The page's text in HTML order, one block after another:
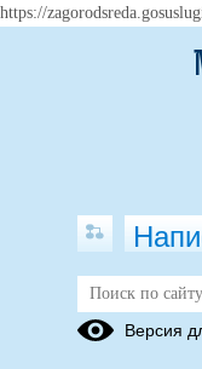
https://
Версия